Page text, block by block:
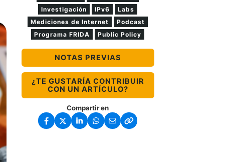
Investigación
IPv6
Labs
Mediciones de Internet
Podcast
Programa FRIDA
Public Policy
NOTAS PREVIAS
¿TE GUSTARÍA CONTRIBUIR
CON UN ARTÍCULO?
Compartir en